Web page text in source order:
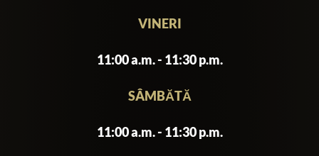
VINERI
11:00 a.m. - 11:30 p.m.
SÂMBĂTĂ
11:00 a.m. - 11:30 p.m.